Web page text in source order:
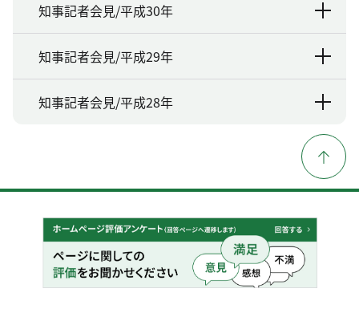
知事記者会見/平成30年
知事記者会見/平成29年
知事記者会見/平成28年